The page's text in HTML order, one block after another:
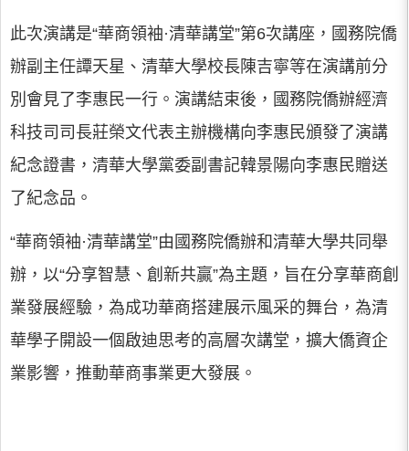
此次演講是“華商領袖·清華講堂”第6次講座，國務院僑
辦副主任譚天星、清華大學校長陳吉寧等在演講前分
別會見了李惠民一行。演講結束後，國務院僑辦經濟
科技司司長莊榮文代表主辦機構向李惠民頒發了演講
紀念證書，清華大學黨委副書記韓景陽向李惠民贈送
了紀念品。
“華商領袖·清華講堂”由國務院僑辦和清華大學共同舉
辦，以“分享智慧、創新共贏”為主題，旨在分享華商創
業發展經驗，為成功華商搭建展示風采的舞台，為清
華學子開設一個啟迪思考的高層次講堂，擴大僑資企
業影響，推動華商事業更大發展。